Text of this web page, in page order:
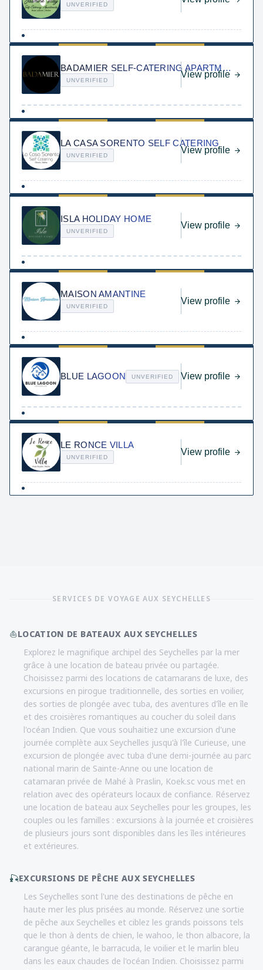
UNVERIFIED
BADAMIER SELF-CATERING APARTMENT
UNVERIFIED
View profile
LA CASA SORENTO SELF CATERING
UNVERIFIED
View profile
ISLA HOLIDAY HOME
UNVERIFIED
View profile
MAISON AMANTINE
UNVERIFIED
View profile
BLUE LAGOON UNVERIFIED View profile
LE RONCE VILLA
UNVERIFIED
View profile
SERVICES DE VOYAGE AUX SEYCHELLES
⛵LOCATION DE BATEAUX AUX SEYCHELLES
Explorez le magnifique archipel des Seychelles par la mer
grâce à une location de bateau privée ou partagée.
Choisissez parmi des locations de catamarans de luxe, des
excursions en pirogue traditionnelle, des sorties en voilier,
des sorties de plongée avec tuba, des aventures d'île en île
et des croisières romantiques au coucher du soleil dans
l'océan Indien. Que vous souhaitiez une excursion d'une
journée complète aux Seychelles jusqu'à l'île Curieuse, une
excursion de plongée avec tuba d'une demi-journée au parc
national marin de Sainte-Anne ou une location de
catamaran privée de Mahé à Praslin, Koek.sc vous met en
relation avec des opérateurs locaux de confiance. Réservez
une location de bateau aux Seychelles pour les groupes, les
couples ou les familles : excursions à la journée et croisières
de plusieurs jours sont disponibles dans les îles intérieures
et extérieures.
🎣EXCURSIONS DE PÊCHE AUX SEYCHELLES
Les Seychelles sont l'une des destinations de pêche en
haute mer les plus prisées au monde. Réservez une sortie
de pêche aux Seychelles et ciblez les grands poissons tels
que le thon à dents de chien, le wahoo, le thon albacore, la
carangue géante, le barracuda, le voilier et le marlin bleu
dans les eaux chaudes de l'océan Indien. Choisissez parmi